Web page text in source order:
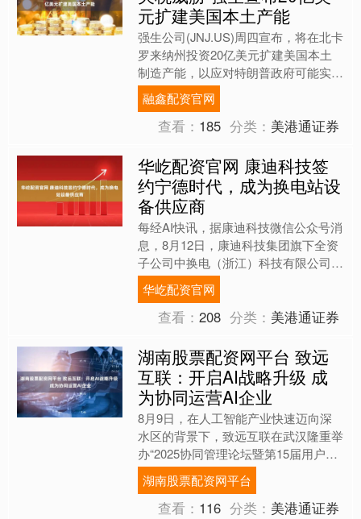
元扩建美国本土产能
强生公司(JNJ.US)周四宣布，将在北卡
罗来纳州投资20亿美元扩建美国本土
制造产能，以应对特朗普政府可能实施
的药品进口关税政策。此前，礼来
(LLY.US)、阿....
融鑫配资官网
查看： 185 分类： 美港通证券
华屹配资官网 康迪科技签
约宁德时代，成为换电站设
备供应商
每经AI快讯，据康迪科技微信公众号消
息，8月12日，康迪科技集团旗下全资
子公司中换电（浙江）科技有限公司宣
布已与全球动力电池龙头企业宁德时代
新能源科技股份有限公....
华屹配资官网
查看：208 分类： 美港通证券
湖南股票配资网平台 致远
互联：开启AI战略升级 成
为协同运营AI企业
8月9日，在人工智能产业快速迈向深
水区的背景下，致远互联在武汉隆重举
办“2025协同管理论坛暨第15届用户大
会”。大会以“AI-COP 让组织智能进
化”为主题，....
湖南股票配资网平台
查看： 116 分类： 美港通证券